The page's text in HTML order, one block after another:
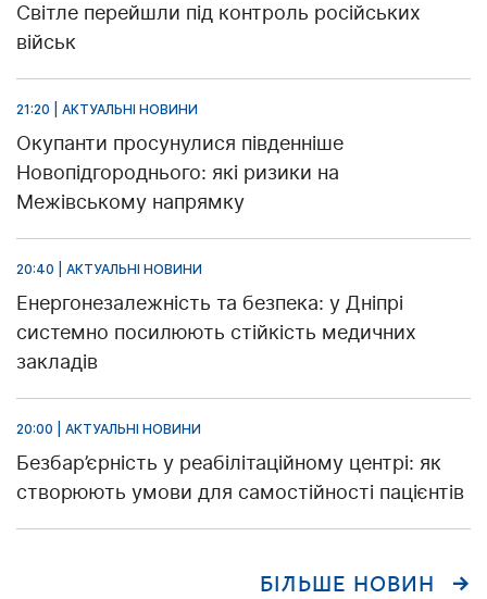
Світле перейшли під контроль російських
військ
21:20 | АКТУАЛЬНІ НОВИНИ
Окупанти просунулися південніше
Новопідгороднього: які ризики на
Межівському напрямку
20:40 | АКТУАЛЬНІ НОВИНИ
Енергонезалежність та безпека: у Дніпрі
системно посилюють стійкість медичних
закладів
20:00 | АКТУАЛЬНІ НОВИНИ
Безбар’єрність у реабілітаційному центрі: як
створюють умови для самостійності пацієнтів
БІЛЬШЕ НОВИН